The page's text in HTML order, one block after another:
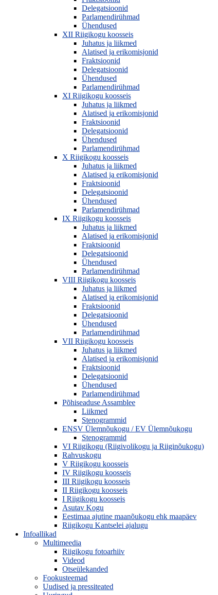
Delegatsioonid
Parlamendirühmad
Ühendused
XII Riigikogu koosseis
Juhatus ja liikmed
Alatised ja erikomisjonid
Fraktsioonid
Delegatsioonid
Ühendused
Parlamendirühmad
XI Riigikogu koosseis
Juhatus ja liikmed
Alatised ja erikomisjonid
Fraktsioonid
Delegatsioonid
Ühendused
Parlamendirühmad
X Riigikogu koosseis
Juhatus ja liikmed
Alatised ja erikomisjonid
Fraktsioonid
Delegatsioonid
Ühendused
Parlamendirühmad
IX Riigikogu koosseis
Juhatus ja liikmed
Alatised ja erikomisjonid
Fraktsioonid
Delegatsioonid
Ühendused
Parlamendirühmad
VIII Riigikogu koosseis
Juhatus ja liikmed
Alatised ja erikomisjonid
Fraktsioonid
Delegatsioonid
Ühendused
Parlamendirühmad
VII Riigikogu koosseis
Juhatus ja liikmed
Alatised ja erikomisjonid
Fraktsioonid
Delegatsioonid
Ühendused
Parlamendirühmad
Põhiseaduse Assamblee
Liikmed
Stenogrammid
ENSV Ülemnõukogu / EV Ülemnõukogu
Stenogrammid
VI Riigikogu (Riigivolikogu ja Riiginõukogu)
Rahvuskogu
V Riigikogu koosseis
IV Riigikogu koosseis
III Riigikogu koosseis
II Riigikogu koosseis
I Riigikogu koosseis
Asutav Kogu
Eestimaa ajutine maanõukogu ehk maapäev
Riigikogu Kantselei ajalugu
Infoallikad
Multimeedia
Riigikogu fotoarhiiv
Videod
Otseülekanded
Fookusteemad
Uudised ja pressiteated